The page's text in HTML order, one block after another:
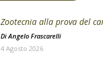
Zootecnia alla prova del
DiAngelo Frascarelli
4 Agosto 2026